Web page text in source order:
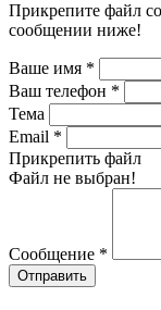
Прикрепите файл
сообщении ниже!
Ваше имя *
Ваш телефон *
Тема
Email *
Прикрепить файл
Файл не выбран!
Сообщение *
Отправить